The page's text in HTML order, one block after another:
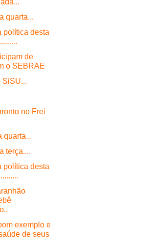
quarta...
política desta
de
o SEBRAE
SiSU...
no Frei
quarta...
terça....
política desta
exemplo e
de seus